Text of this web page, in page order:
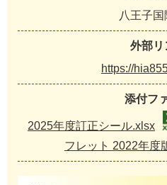
八王子国
外部リ
https://
添付フ
2025年度訂正シール.xlsx
フレット 2022年度